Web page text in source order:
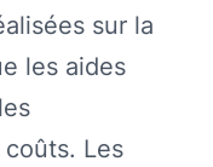
sur la
les aides
Les